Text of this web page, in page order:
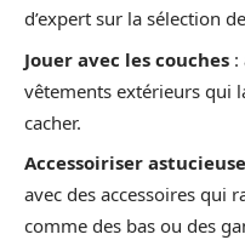
d’expert sur la sélection
Jouer avec les couches :
vêtements extérieurs qui
cacher.
Accessoiriser
avec des accessoires qui
comme des bas ou des